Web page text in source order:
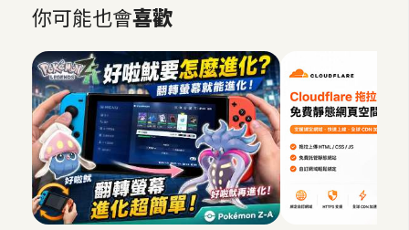
你可能也會喜歡